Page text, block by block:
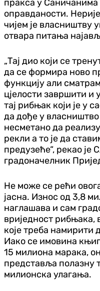
пракса у
оправданости.
чијем је власништву
отвара питања
„Тај дио који се
да се формира ново
функцију али
цјелости завршити и
тај рибњак који је у
да дође у
несметано да
рекли а то је да
предузеће“, рекао је
градоначелник
Не може се рећи
јасна. Износ од 3,8
наглашава и сам
вриједност рибњака,
које треба намирити
Иако се имовина
15 милиона марака,
представља полазну
милионска улагања.